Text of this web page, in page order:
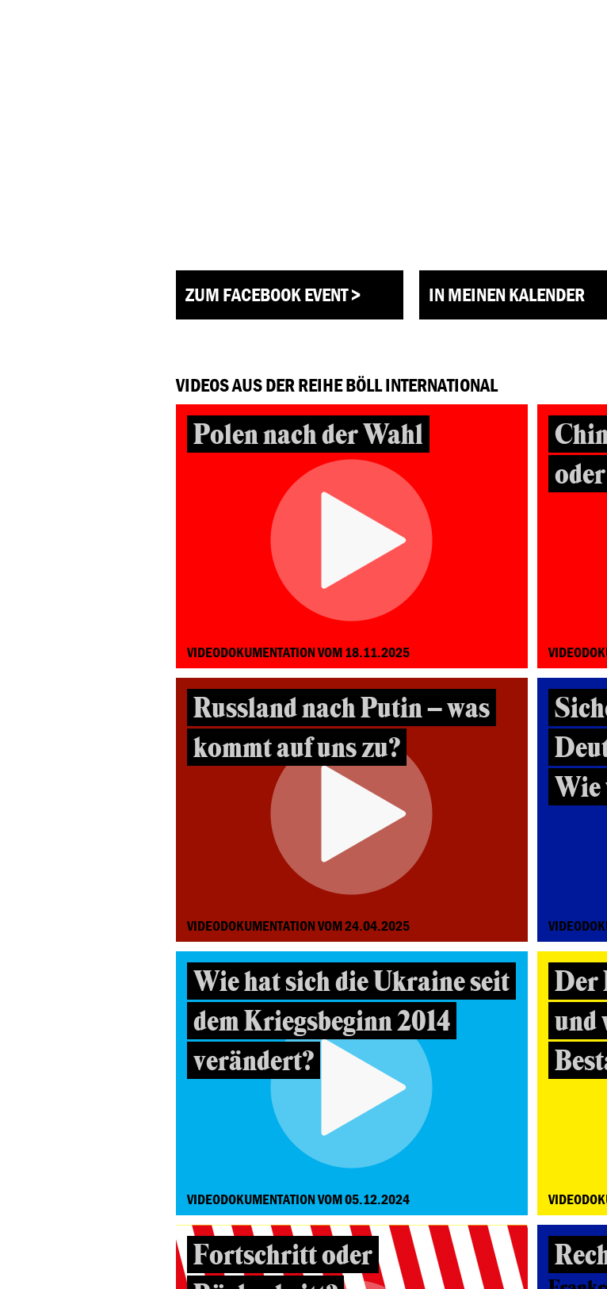
ZUM FACEBOOK EVENT > IN MEINEN KALENDER
VIDEOS AUS DER REIHE BÖLL INTERNATIONAL
Polen nach der Wahl
VIDEODOKUMENTATION VOM 18.11.2025
Russland nach Putin – was
kommt auf uns zu?
VIDEODOKUMENTATION VOM 24.04.2025
Wie
Wie hat sich die Ukraine seit
dem Kriegsbeginn 2014
verändert?
VIDEODOKUMENTATION VOM 05.12.2024
Der
und
Fortschritt oder